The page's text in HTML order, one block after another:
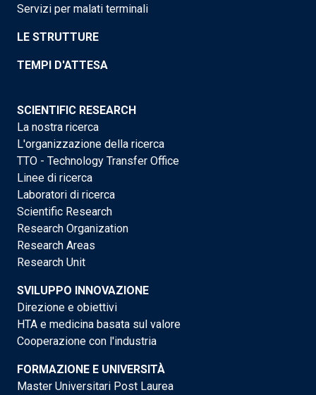
Servizi per malati terminali
LE STRUTTURE
TEMPI D'ATTESA
SCIENTIFIC RESEARCH
La nostra ricerca
L'organizzazione della ricerca
TTO - Technology Transfer Office
Linee di ricerca
Laboratori di ricerca
Scientific Research
Research Organization
Research Areas
Research Unit
SVILUPPO INNOVAZIONE
Direzione e obiettivi
HTA e medicina basata sul valore
Cooperazione con l'industria
FORMAZIONE E UNIVERSITÀ
Master Universitari Post Laurea